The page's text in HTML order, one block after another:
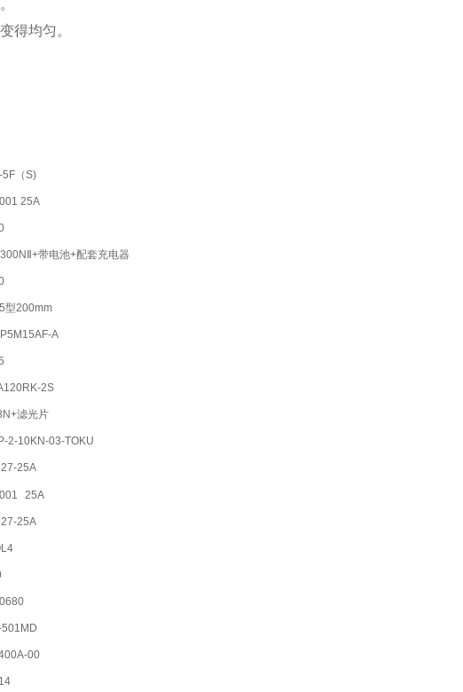
得均匀。
（S)
25A
带电池+配套充电器
型200mm
A
2S
滤光片
2-10KN-03-TOKU
25A
25A
25A
00